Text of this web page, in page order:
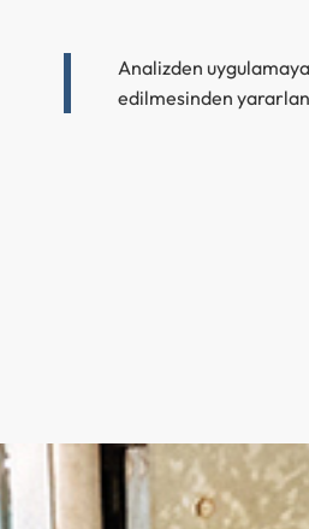
Analizden
edilmesinden